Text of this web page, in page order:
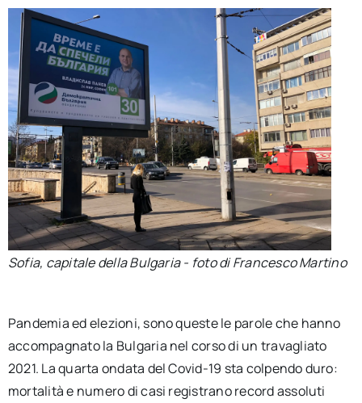
Ita
Sofia, capitale della Bulgaria - foto di Francesco Martino
Pandemia ed elezioni, sono queste le parole che hanno
accompagnato la Bulgaria nel corso di un travagliato
2021. La quarta ondata del Covid-19 sta colpendo duro:
mortalità e numero di casi registrano record assoluti